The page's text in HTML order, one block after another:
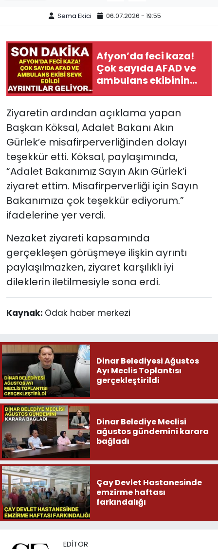
Sema Ekici 06.07.2026 - 19:55
Afyon’da feci kaza!
Çok sayıda AFAD ve
ambulans ekibinin
sevk edildiği
Ziyaretin ardından açıklama yapan
Başkan Köksal, Adalet Bakanı Akın
Gürlek’e misafirperverliğinden dolayı
teşekkür etti. Köksal, paylaşımında,
“Adalet Bakanımız Sayın Akın Gürlek’i
ziyaret ettim. Misafirperverliği için Sayın
Bakanımıza çok teşekkür ediyorum.”
ifadelerine yer verdi.
Nezaket ziyareti kapsamında
gerçekleşen görüşmeye ilişkin ayrıntı
paylaşılmazken, ziyaret karşılıklı iyi
dileklerin iletilmesiyle sona erdi.
Kaynak: Odak haber merkezi
Dinar Belediyesi Ağustos
Ayı Meclis Toplantısı
gerçekleştirildi
Dinar Belediye Meclisi
ağustos gündemini karara
bağladı
Çay Devlet Hastanesinde
emzirme haftası
farkındalığı
EDITÖR